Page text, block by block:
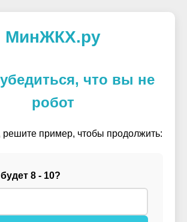
МинЖКХ.ру
что вы не
робот
решите пример, чтобы продолжить:
8 - 10?